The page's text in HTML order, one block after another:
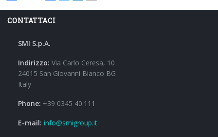
CONTATTACI
SMI S.p.A.
Indirizzo: Via Carlo Ceresa, 10
24015 San Giovanni Bianco BG
Italy
Phone: +39 0345 40.111
E-mail: info@smigroup.it